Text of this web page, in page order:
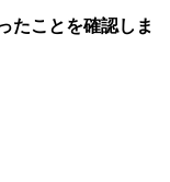
たことを確認しま